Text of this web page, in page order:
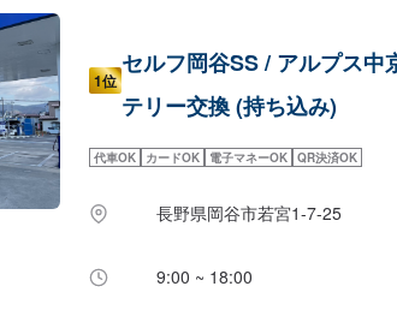
1位
セルフ岡谷SS / アルプス中
テリー交換 (持ち込み)
代車OK カードOK 電子マネーOK QR決済OK
長野県岡谷市若宮1-7-25
9:00 ~ 18:00